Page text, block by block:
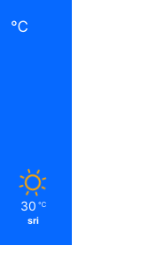
℃
30 ℃
sri